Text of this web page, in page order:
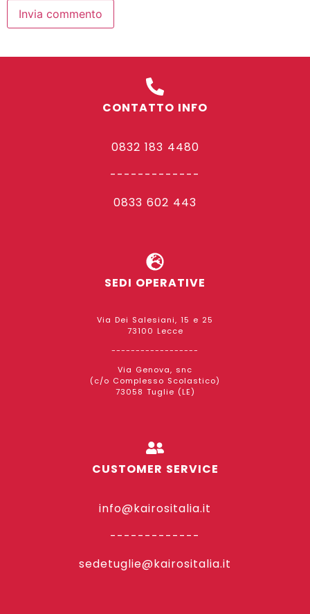
CONTATTO INFO
0832 183 4480
-------------
0833 602 443
SEDI OPERATIVE
Via Dei Salesiani, 15 e 25
73100 Lecce
------------------
Via Genova, snc
(c/o Complesso Scolastico)
73058 Tuglie (LE)
CUSTOMER SERVICE
info@kairositalia.it
-------------
sedetuglie@kairositalia.it